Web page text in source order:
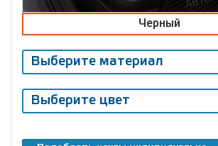
Черный
Выберите материал
Выберите цвет